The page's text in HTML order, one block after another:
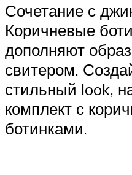
Сочетание с
Коричневые
дополняют
свитером.
стильный look,
комплект с
ботинками.